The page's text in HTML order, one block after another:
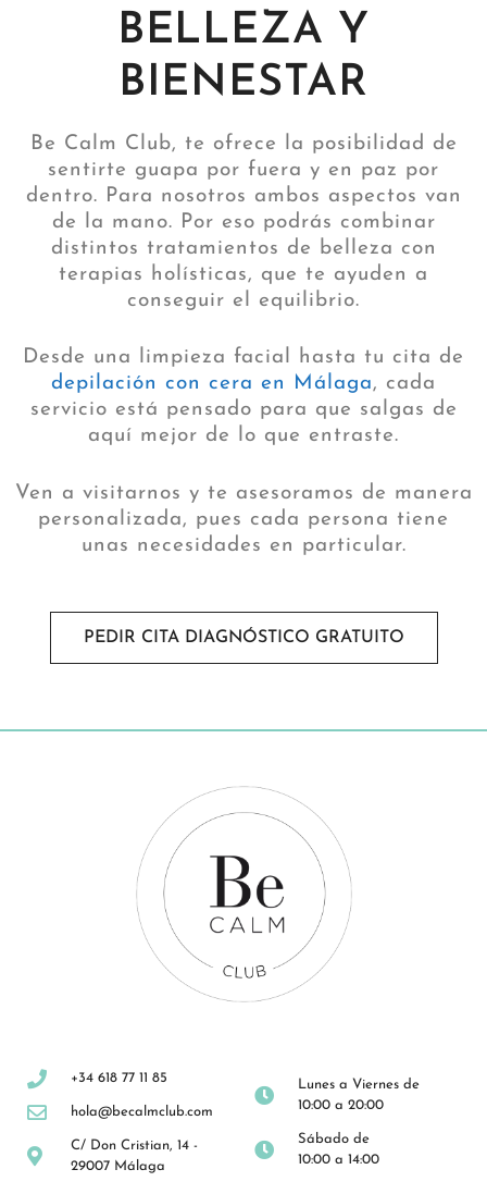
BELLEZA Y
BIENESTAR
Be Calm Club, te ofrece la posibilidad de
sentirte guapa por fuera y en paz por
dentro. Para nosotros ambos aspectos van
de la mano. Por eso podrás combinar
distintos tratamientos de belleza con
terapias holísticas, que te ayuden a
conseguir el equilibrio.
Desde una limpieza facial hasta tu cita de
depilación con cera en Málaga, cada
servicio está pensado para que salgas de
aquí mejor de lo que entraste.
Ven a visitarnos y te asesoramos de manera
personalizada, pues cada persona tiene
unas necesidades en particular.
PEDIR CITA DIAGNÓSTICO GRATUITO
+34 618 77 11 85
hola@becalmclub.com
C/ Don Cristian, 14 -
29007 Málaga
Lunes a Viernes de
10:00 a 20:00
Sábado de
10:00 a 14:00